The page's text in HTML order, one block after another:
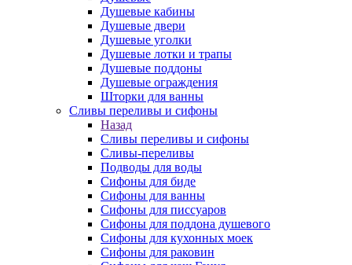
Душевые кабины
Душевые двери
Душевые уголки
Душевые лотки и трапы
Душевые поддоны
Душевые ограждения
Шторки для ванны
Сливы переливы и сифоны
Назад
Сливы переливы и сифоны
Сливы-переливы
Подводы для воды
Сифоны для биде
Сифоны для ванны
Сифоны для писсуаров
Сифоны для поддона душевого
Сифоны для кухонных моек
Сифоны для раковин